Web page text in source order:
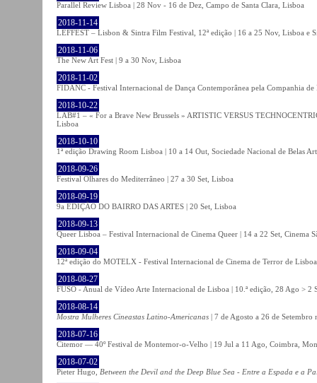
Parallel Review Lisboa | 28 Nov - 16 de Dez, Campo de Santa Clara, Lisboa
2018-11-14
LEFFEST – Lisbon & Sintra Film Festival, 12ª edição | 16 a 25 Nov, Lisboa e
2018-11-06
The New Art Fest | 9 a 30 Nov, Lisboa
2018-11-02
FIDANC - Festival Internacional de Dança Contemporânea pela Companhia
2018-10-22
LAB#1 – « For a Brave New Brussels » ARTISTIC VERSUS
Lisboa
2018-10-10
1ª edição Drawing Room Lisboa | 10 a 14 Out, Sociedade Nacional de Belas
2018-09-26
Festival Olhares do Mediterrâneo | 27 a 30 Set, Lisboa
2018-09-19
9a EDIÇÃO DO BAIRRO DAS ARTES | 20 Set, Lisboa
2018-09-13
Queer Lisboa – Festival Internacional de Cinema Queer | 14 a 22 Set, Cinema
2018-09-04
12ª edição do MOTELX - Festival Internacional de Cinema de Terror de
2018-08-27
FUSO - Anual de Vídeo Arte Internacional de Lisboa | 10.ª edição, 28 Ago > 2
2018-08-14
Mostra Mulheres Cineastas Latino-Americanas | 7 de Agosto a 26 de Setembro
2018-07-16
Citemor — 40º Festival de Montemor-o-Velho | 19 Jul a 11 Ago, Coimbra,
2018-07-02
Pieter Hugo, Between the Devil and the Deep Blue Sea - Entre a Espada e a